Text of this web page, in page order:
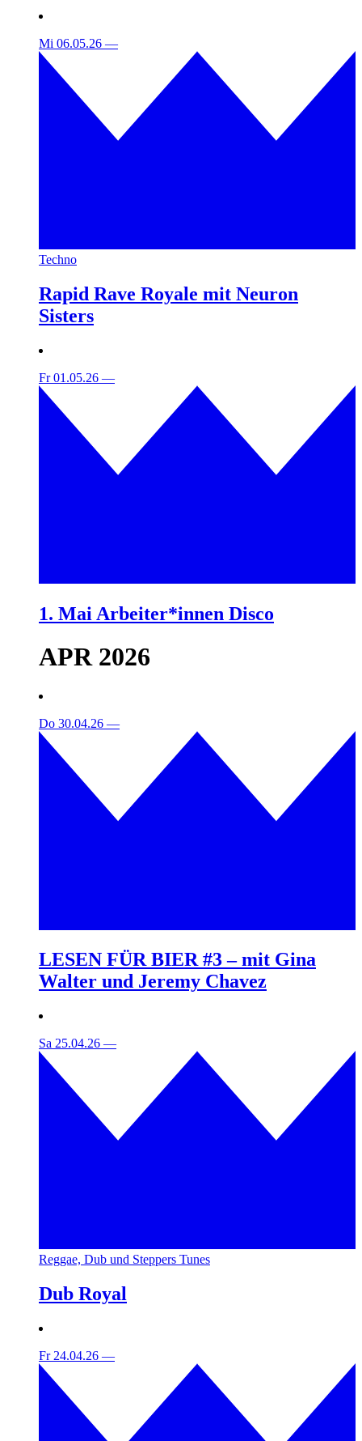
Mi 06.05.26 —
Techno
Rapid Rave Royale mit Neuron
Sisters
Fr 01.05.26 —
1. Mai Arbeiter*innen Disco
APR 2026
Do 30.04.26 —
LESEN FÜR BIER #3 – mit Gina
Walter und Jeremy Chavez
Sa 25.04.26 —
Reggae, Dub und Steppers Tunes
Dub Royal
Fr 24.04.26 —